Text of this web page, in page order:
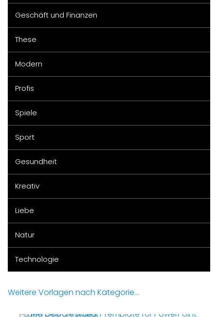
Geschäft und Finanzen
These
Modern
Profis
Spiele
Sport
Gesundheit
Kreativ
Liebe
Natur
Technologie
Weitere Vorlagen nach Kategorie...